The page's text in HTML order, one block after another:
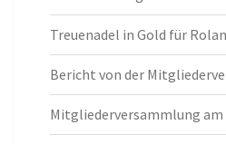
Treuenadel in Gold für
Bericht von der
Mitgliederversammlung am